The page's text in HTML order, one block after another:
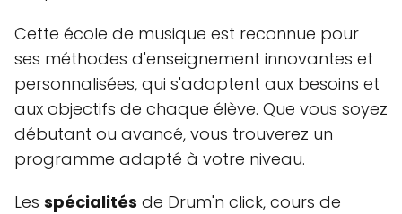
Cette école de musique est reconnue pour
ses méthodes d'enseignement innovantes et
personnalisées, qui s'adaptent aux besoins et
aux objectifs de chaque élève. Que vous soyez
débutant ou avancé, vous trouverez un
programme adapté à votre niveau.
Les spécialités de Drum'n click, cours de